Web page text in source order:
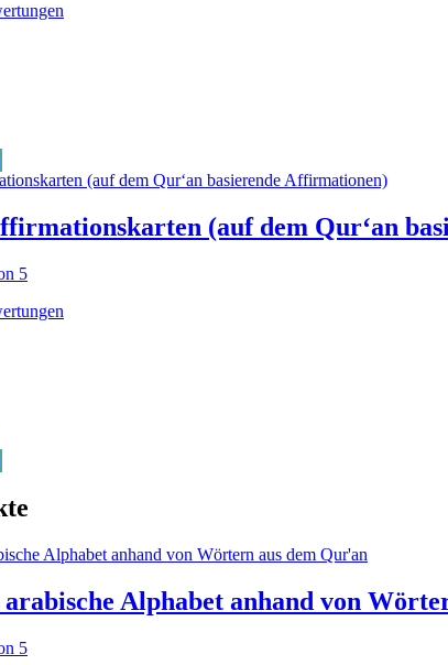
Produkt
mehrere
Varianten
Die
können
(auf dem Qur‘an
5
weist
mehrere
auf.
Optionen
können
auf
der
Alphabet anhand von
5